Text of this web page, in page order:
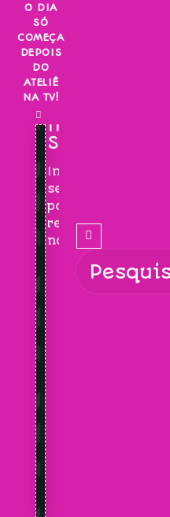
Skip
content
O DIA
SÓ
COMEÇA
DEPOIS
DO
ATELIÊ
NA TV!
INSCREVA-
SE!
Inscreva-
se
para
receber
novidades!